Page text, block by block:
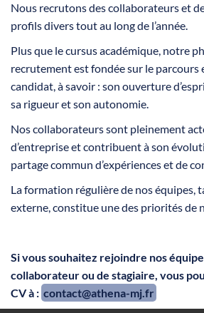
Nous recrutons des collaborateurs et
profils divers tout au long de l’année.
Plus que le cursus académique, notre
recrutement est fondée sur le parcours
candidat, à savoir : son ouverture
sa rigueur et son autonomie.
Nos collaborateurs sont pleinement
d’entreprise et contribuent à son
partage commun d’expériences et de
La formation régulière de nos équipes,
externe, constitue une des priorités de
Si vous souhaitez rejoindre nos
collaborateur ou de stagiaire, vous
CV à : contact@athena-mj.fr